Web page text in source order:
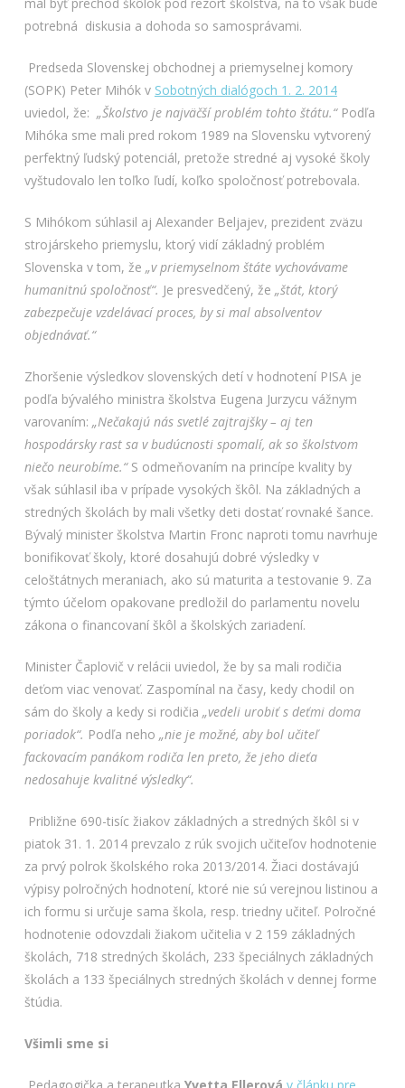
potrebná diskusia a dohoda so samosprávami.
Predseda Slovenskej obchodnej a priemyselnej komory
(SOPK) Peter Mihók v Sobotných dialógoch 1. 2. 2014
uviedol, že: „Školstvo je najväčší problém tohto štátu.“Podľa
Mihóka sme mali pred rokom 1989 na Slovensku vytvorený
perfektný ľudský potenciál, pretože stredné aj vysoké školy
vyštudovalo len toľko ľudí, koľko spoločnosť potrebovala.
S Mihókom súhlasil aj Alexander Beljajev, prezident zväzu
strojárskeho priemyslu, ktorý vidí základný problém
Slovenska v tom, že „v priemyselnom štáte vychovávame
humanitnú spoločnosť“. Je presvedčený, že „štát, ktorý
zabezpečuje vzdelávací proces, by si mal absolventov
objednávať.“
Zhoršenie výsledkov slovenských detí v hodnotení PISA je
podľa bývalého ministra školstva Eugena Jurzycu vážnym
varovaním: „Nečakajú nás svetlé zajtrajšky – aj ten
hospodársky rast sa v budúcnosti spomalí, ak so školstvom
niečo neurobíme.“S odmeňovaním na princípe kvality by
však súhlasil iba v prípade vysokých škôl. Na základných a
stredných školách by mali všetky deti dostať rovnaké šance.
Bývalý minister školstva Martin Fronc naproti tomu navrhuje
bonifikovať školy, ktoré dosahujú dobré výsledky v
celoštátnych meraniach, ako sú maturita a testovanie 9. Za
týmto účelom opakovane predložil do parlamentu novelu
zákona o financovaní škôl a školských zariadení.
Minister Čaplovič v relácii uviedol, že by sa mali rodičia
deťom viac venovať. Zaspomínal na časy, kedy chodil on
sám do školy a kedy si rodičia „vedeli urobiť s deťmi doma
poriadok“. Podľa neho „nie je možné, aby bol učiteľ
fackovacím panákom rodiča len preto, že jeho dieťa
nedosahuje kvalitné výsledky“.
Približne 690-tisíc žiakov základných a stredných škôl si v
piatok 31. 1. 2014 prevzalo z rúk svojich učiteľov hodnotenie
za prvý polrok školského roka 2013/2014. Žiaci dostávajú
výpisy polročných hodnotení, ktoré nie sú verejnou listinou a
ich formu si určuje sama škola, resp. triedny učiteľ. Polročné
hodnotenie odovzdali žiakom učitelia v 2 159 základných
školách, 718 stredných školách, 233 špeciálnych základných
školách a 133 špeciálnych stredných školách v dennej forme
štúdia.
Všimli sme si